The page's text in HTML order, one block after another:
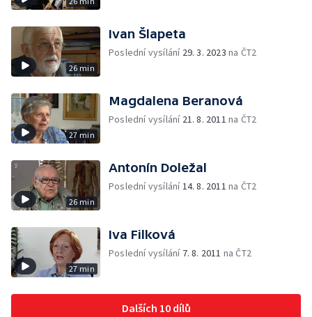
26 min
Ivan Šlapeta
Poslední vysílání 29. 3. 2023 na ČT2
27 min
Magdalena Beranová
Poslední vysílání 21. 8. 2011 na ČT2
26 min
Antonín Doležal
Poslední vysílání14. 8. 2011 na ČT2
27 min
Iva Filková
Poslední vysílání 7. 8. 2011 na ČT2
Dalších 10 dílů